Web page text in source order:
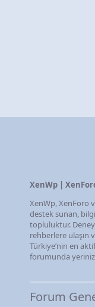
XenWp |
XenWp, XenForo
destek sunan,
topluluktur.
rehberlere ulaşın
Türkiye’nin en
forumunda
Forum